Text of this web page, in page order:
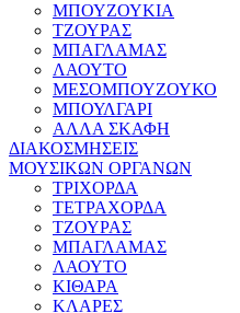
ΜΠΟΥΖΟΥΚΙΑ
ΤΖΟΥΡΑΣ
ΜΠΑΓΛΑΜΑΣ
ΛΑΟΥΤΟ
ΜΕΣΟΜΠΟΥΖΟΥΚΟ
ΜΠΟΥΛΓΑΡΙ
ΑΛΛΑ ΣΚΑΦΗ
ΔΙΑΚΟΣΜΗΣΕΙΣ
ΜΟΥΣΙΚΩΝ ΟΡΓΑΝΩΝ
ΤΡΙΧΟΡΔΑ
ΤΕΤΡΑΧΟΡΔΑ
ΤΖΟΥΡΑΣ
ΜΠΑΓΛΑΜΑΣ
ΛΑΟΥΤΟ
ΚΙΘΑΡΑ
ΚΛΑΡΕΣ